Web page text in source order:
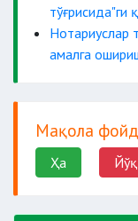
тўғрисида"ги
Нотариуслар
амалга
Мақола
Ҳа Йўқ